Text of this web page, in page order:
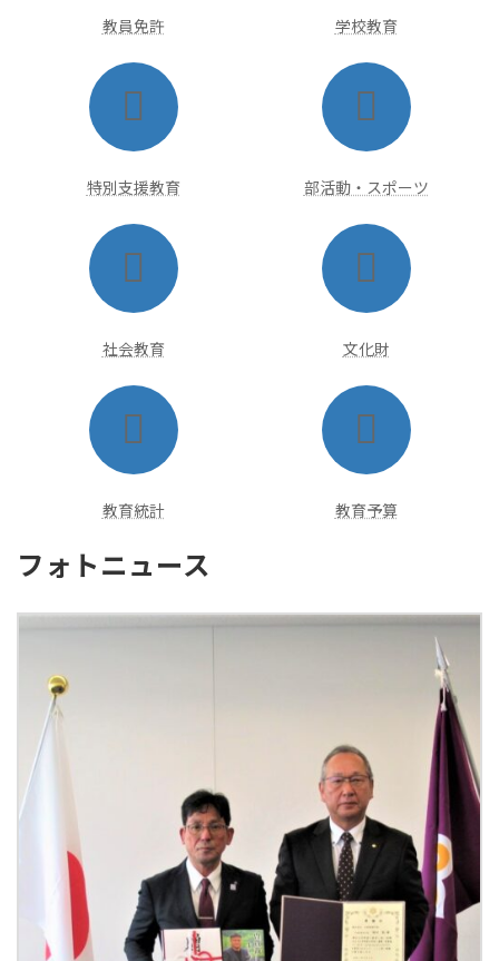
教員免許
学校教育
イ
コ
ン
リ
特別支援教育
イ
コ
ン
リ
部活動・スポーツ
イ
コ
ン
リ
社会教育
イ
コ
ン
リ
文化財
イ
コ
ン
リ
教育統計
イ
コ
ン
リ
教育予算
フォトニュース